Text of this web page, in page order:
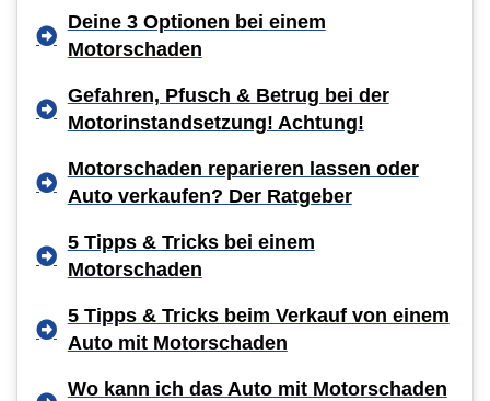
Deine 3 Optionen bei einem
Motorschaden
Gefahren, Pfusch & Betrug bei der
Motorinstandsetzung! Achtung!
Motorschaden reparieren lassen oder
Auto verkaufen? Der Ratgeber
5 Tipps & Tricks bei einem
Motorschaden
5 Tipps & Tricks beim Verkauf von einem
Auto mit Motorschaden
Wo kann ich das Auto mit Motorschaden